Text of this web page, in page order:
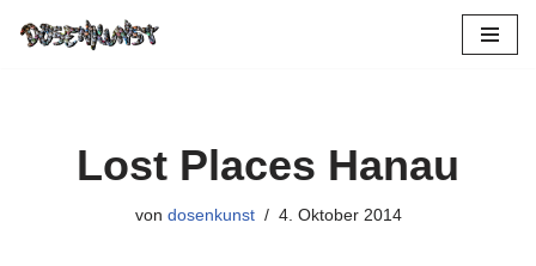
Lost Places Hanau
von dosenkunst 4. Oktober 2014